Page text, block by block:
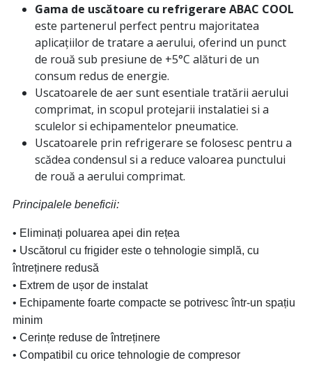
Gama de uscătoare cu refrigerare ABAC COOL
este partenerul perfect pentru majoritatea
aplicațiilor de tratare a aerului, oferind un punct
de rouă sub presiune de +5°C alături de un
consum redus de energie.
Uscatoarele de aer sunt esentiale tratării aerului
comprimat, in scopul protejarii instalatiei si a
sculelor si echipamentelor pneumatice.
Uscatoarele prin refrigerare se folosesc pentru a
scădea condensul si a reduce valoarea punctului
de rouă a aerului comprimat.
Principalele beneficii:
• Eliminați poluarea apei din rețea
• Uscătorul cu frigider este o tehnologie simplă, cu
întreținere redusă
• Extrem de ușor de instalat
• Echipamente foarte compacte se potrivesc într-un spațiu
minim
• Cerințe reduse de întreținere
• Compatibil cu orice tehnologie de compresor